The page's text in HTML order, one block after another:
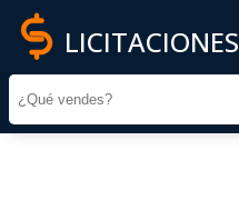
LICITACIONES